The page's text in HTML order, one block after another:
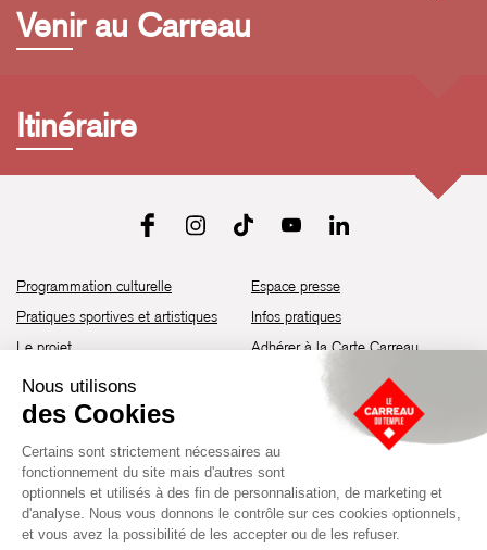
Venir au Carreau
Itinéraire
Programmation culturelle
Pratiques sportives et artistiques
Le projet
Brochure de saison 25-26
Découvrir les espaces
Devenir partenaire
Espace presse
Infos pratiques
Adhérer à la Carte Carreau
Guide d’accessibilité
Établissement culturel et sportif à l’architecture industrielle de la fin du
XIXème siècle, le Carreau du Temple fut réhabilité en 2014 par la Ville